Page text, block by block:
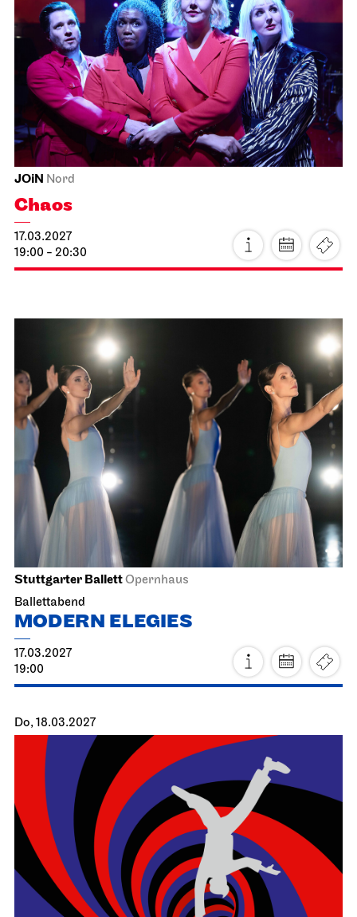
JOiN Nord
Chaos
17.03.2027
19:00 - 20:30
Stuttgarter BallettOpernhaus
Ballettabend
MODERN ELEGIES
17.03.2027
19:00
Do, 18.03.2027